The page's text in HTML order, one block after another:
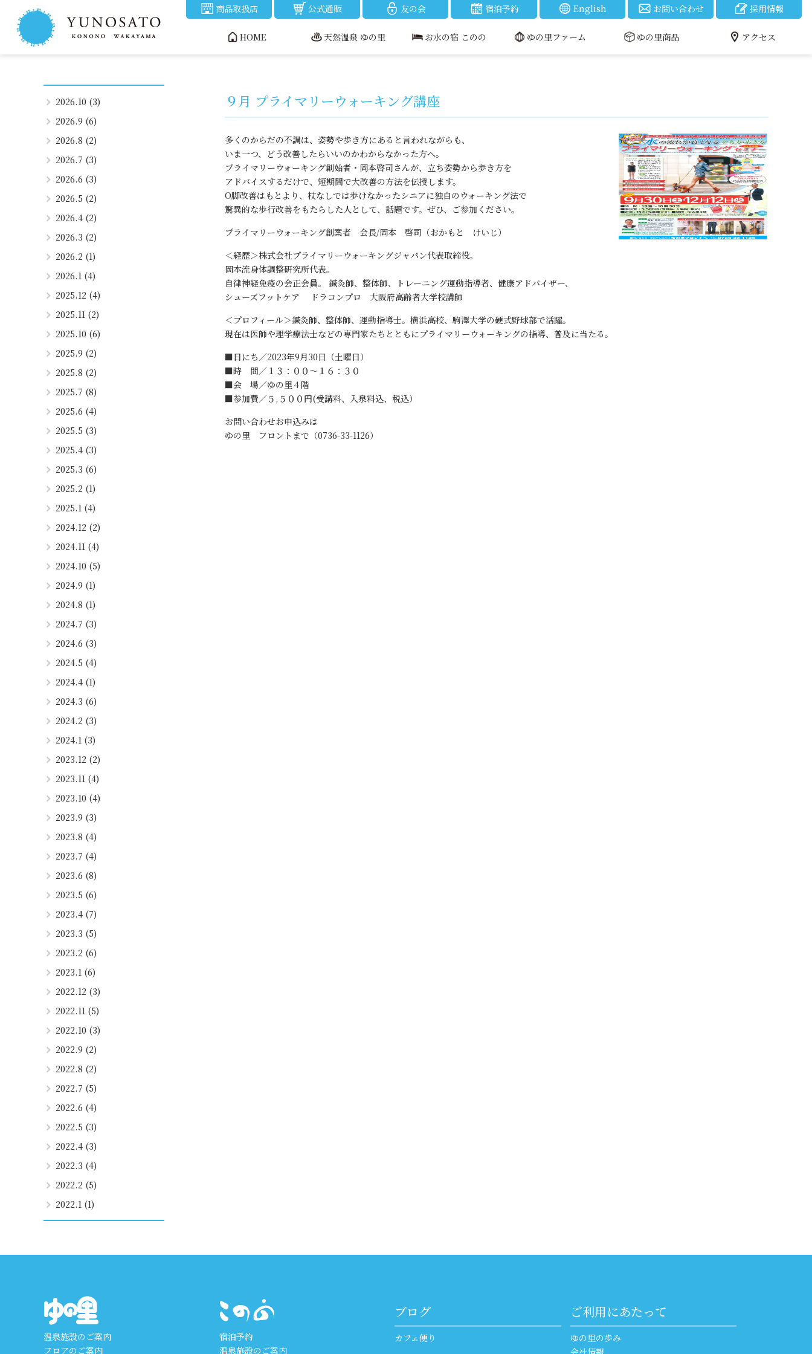
商品取扱店 公式通販 友の会 宿泊予約 English お問い合わせ 採用情報
HOME 天然温泉 ゆの里 お水の宿 このの ゆの里ファーム ゆの里商品 アクセス
2026.10 (3)
2026.9 (6)
2026.8 (2)
2026.7 (3)
2026.6 (3)
2026.5 (2)
2026.4 (2)
2026.3 (2)
2026.2 (1)
2026.1 (4)
2025.12 (4)
2025.11 (2)
2025.10 (6)
2025.9 (2)
2025.8 (2)
2025.7 (8)
2025.6 (4)
2025.5 (3)
2025.4 (3)
2025.3 (6)
2025.2 (1)
2025.1 (4)
2024.12 (2)
2024.11 (4)
2024.10 (5)
2024.9 (1)
2024.8 (1)
2024.7 (3)
2024.6 (3)
2024.5 (4)
2024.4 (1)
2024.3 (6)
2024.2 (3)
2024.1 (3)
2023.12 (2)
2023.11 (4)
2023.10 (4)
2023.9 (3)
2023.8 (4)
2023.7 (4)
2023.6 (8)
2023.5 (6)
2023.4 (7)
2023.3 (5)
2023.2 (6)
2023.1 (6)
2022.12 (3)
2022.11 (5)
2022.10 (3)
2022.9 (2)
2022.8 (2)
2022.7 (5)
2022.6 (4)
2022.5 (3)
2022.4 (3)
2022.3 (4)
2022.2 (5)
2022.1 (1)
９月 プライマリーウォーキング講座
多くのからだの不調は、姿勢や歩き方にあると言われながらも、
いま一つ、どう改善したらいいのかわからなかった方へ。
プライマリーウォーキング創始者・岡本啓司さんが、立ち姿勢から歩き方を
アドバイスするだけで、短期間で大改善の方法を伝授します。
O脚改善はもとより、杖なしでは歩けなかったシニアに独自のウォーキング法で
驚異的な歩行改善をもたらした人として、話題です。ぜひ、ご参加ください。
プライマリーウォーキング創案者 会長/岡本 啓司（おかもと けいじ）
＜経歴＞株式会社プライマリーウォーキングジャパン代表取締役。
岡本流身体調整研究所代表。
自律神経免疫の会正会員。 鍼灸師、整体師、トレーニング運動指導者、健康アドバイザー、
シューズフットケア ドラコンプロ 大阪府高齢者大学校講師
＜プロフィール＞鍼灸師、整体師、運動指導士。横浜高校、駒澤大学の硬式野球部で活躍。
現在は医師や理学療法士などの専門家たちとともにプライマリーウォーキングの指導、普及に当たる。
■日にち／2023年9月30日（土曜日）
■時 間／１３：００～１６：３０
■会 場／ゆの里４階
■参加費／５,５００円(受講料、入泉料込、税込）
お問い合わせお申込みは
ゆの里 フロントまで（0736-33-1126）
温泉施設のご案内
フロアのご案内
宿泊予約
温泉施設のご案内
ブログ
カフェ便り
ご利用にあたって
ゆの里の歩み
会社情報